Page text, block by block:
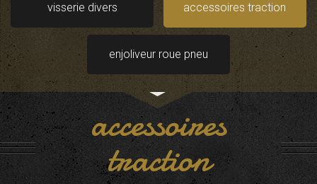
visserie divers accessoires traction
enjoliveur roue pneu
accessoires
traction